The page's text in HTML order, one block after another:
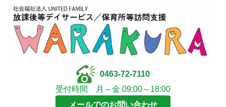
0463-72-7110
受付時間 月～金 09:00～18:00
メールでのお問い合わせ